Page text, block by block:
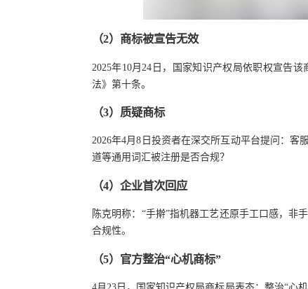
（2） 商标被宣告无效
2025年10月24日，国家知识产权局依职权宣告
法》第十条。
（3） 质疑商标
2026年4月8日投资者在深交所互动平台提问：客
道等通用词汇被注册是否合规？
（4） 企业首次回应
陈克明称：“手擀”指机器工艺还原手工口感，非
合规性。
（5） 官方整治“心机商标”